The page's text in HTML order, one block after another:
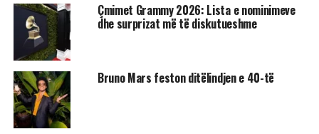
UP NEXT
A e dini pse karriget në kinema janë të kuqe?
DON'T MISS
Disa platforma kineze akuzohen për censurimin e
“Friends”
Çmimet Grammy 2026: Lista e nominimeve
dhe surprizat më të diskutueshme
Bruno Mars feston ditëlindjen e 40-të